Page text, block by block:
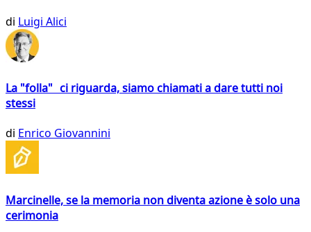
di Luigi Alici
La "folla" ci riguarda, siamo chiamati a dare tutti noi
stessi
di Enrico Giovannini
Marcinelle, se la memoria non diventa azione è solo una
cerimonia